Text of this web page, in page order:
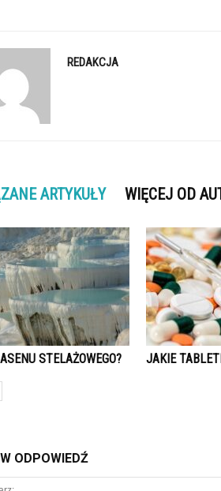
REDAKCJA
ARTYKUŁY WIĘCEJ OD
STELAŻOWEGO? JAKIE
ODPOWIEDŹ